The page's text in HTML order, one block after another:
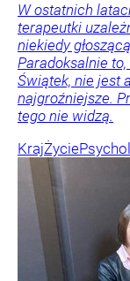
W ostatnich
terapeutki
niekiedy
Paradoksalnie
Świątek, nie jest
najgroźniejsze.
tego nie widzą.
KrajŻycie